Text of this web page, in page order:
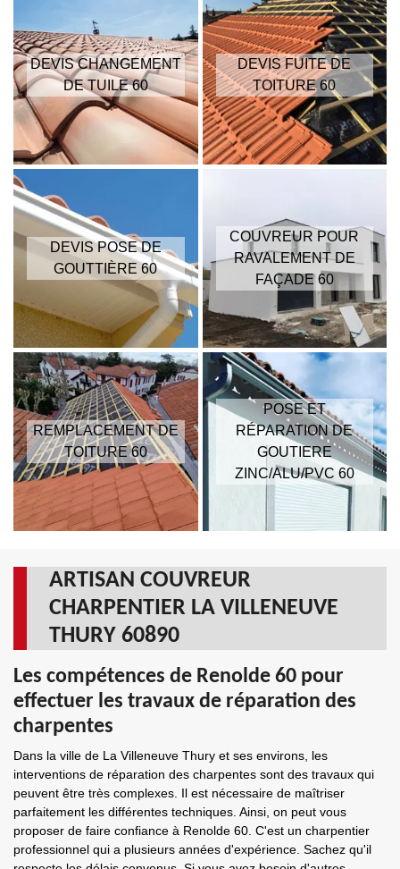
DEVIS CHANGEMENT
DE TUILE 60
DEVIS FUITE DE
TOITURE 60
DEVIS POSE DE
GOUTTIÈRE 60
COUVREUR POUR
RAVALEMENT DE
FAÇADE 60
REMPLACEMENT DE
TOITURE 60
POSE ET
RÉPARATION DE
GOUTIERE
ZINC/ALU/PVC 60
ARTISAN COUVREUR
CHARPENTIER LA VILLENEUVE
THURY 60890
Les compétences de Renolde 60 pour
effectuer les travaux de réparation des
charpentes
Dans la ville de La Villeneuve Thury et ses environs, les
interventions de réparation des charpentes sont des travaux qui
peuvent être très complexes. Il est nécessaire de maîtriser
parfaitement les différentes techniques. Ainsi, on peut vous
proposer de faire confiance à Renolde 60. C'est un charpentier
professionnel qui a plusieurs années d'expérience. Sachez qu'il